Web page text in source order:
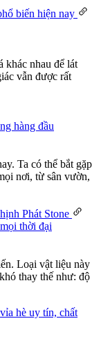
khác nhau để lát
vẫn được rất
hàng đầu
Ta có thể bắt gặp
nơi, từ sân vườn,
thời đại
Loại vật liệu này
thay thế như: độ